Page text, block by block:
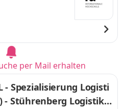
per Mail erhalten
- Spezialisierung Logisti
- Stührenberg Logistik G